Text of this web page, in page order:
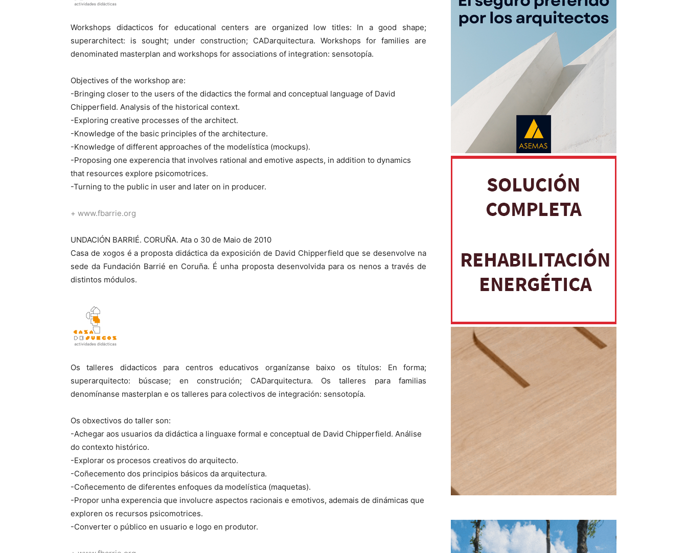
Workshops didacticos for educational centers are organized low titles: In a good shape;
superarchitect: is sought; under construction; CADarquitectura. Workshops for families are
denominated masterplan and workshops for associations of integration: sensotopía.
Objectives of the workshop are:
-Bringing closer to the users of the didactics the formal and conceptual language of David
Chipperfield. Analysis of the historical context.
-Exploring creative processes of the architect.
-Knowledge of the basic principles of the architecture.
-Knowledge of different approaches of the modelística (mockups).
-Proposing one experencia that involves rational and emotive aspects, in addition to dynamics
that resources explore psicomotrices.
-Turning to the public in user and later on in producer.
+ www.fbarrie.org
UNDACIÓN BARRIÉ. CORUÑA. Ata o 30 de Maio de 2010
Casa de xogos é a proposta didáctica da exposición de David Chipperfield que se desenvolve na
sede da Fundación Barrié en Coruña. É unha proposta desenvolvida para os nenos a través de
distintos módulos.
Os talleres didacticos para centros educativos organízanse baixo os títulos: En forma;
superarquitecto: búscase; en construción; CADarquitectura. Os talleres para familias
denomínanse masterplan e os talleres para colectivos de integración: sensotopía.
Os obxectivos do taller son:
-Achegar aos usuarios da didáctica a linguaxe formal e conceptual de David Chipperfield. Análise
do contexto histórico.
-Explorar os procesos creativos do arquitecto.
-Coñecemento dos principios básicos da arquitectura.
-Coñecemento de diferentes enfoques da modelística (maquetas).
-Propor unha experencia que involucre aspectos racionais e emotivos, ademais de dinámicas que
exploren os recursos psicomotrices.
-Converter o público en usuario e logo en produtor.